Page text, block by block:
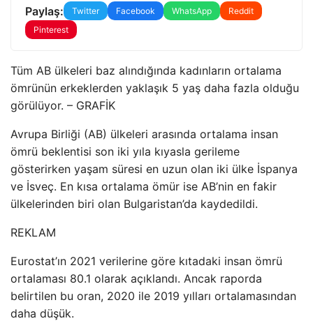
Paylaş: Twitter Facebook WhatsApp
Reddit
Pinterest
Tüm AB ülkeleri baz alındığında kadınların ortalama
ömrünün erkeklerden yaklaşık 5 yaş daha fazla olduğu
görülüyor. – GRAFİK
Avrupa Birliği (AB) ülkeleri arasında ortalama insan
ömrü beklentisi son iki yıla kıyasla gerileme
gösterirken yaşam süresi en uzun olan iki ülke İspanya
ve İsveç. En kısa ortalama ömür ise AB’nin en fakir
ülkelerinden biri olan Bulgaristan’da kaydedildi.
REKLAM
Eurostat’ın 2021 verilerine göre kıtadaki insan ömrü
ortalaması 80.1 olarak açıklandı. Ancak raporda
belirtilen bu oran, 2020 ile 2019 yılları ortalamasından
daha düşük.